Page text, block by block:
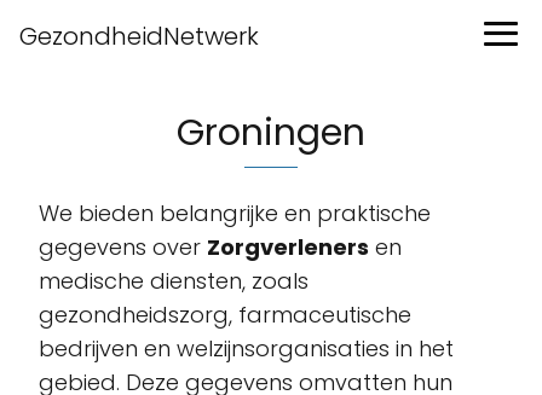
GezondheidNetwerk
Groningen
We bieden belangrijke en praktische
gegevens over Zorgverleners en
medische diensten, zoals
gezondheidszorg, farmaceutische
bedrijven en welzijnsorganisaties in het
gebied. Deze gegevens omvatten hun